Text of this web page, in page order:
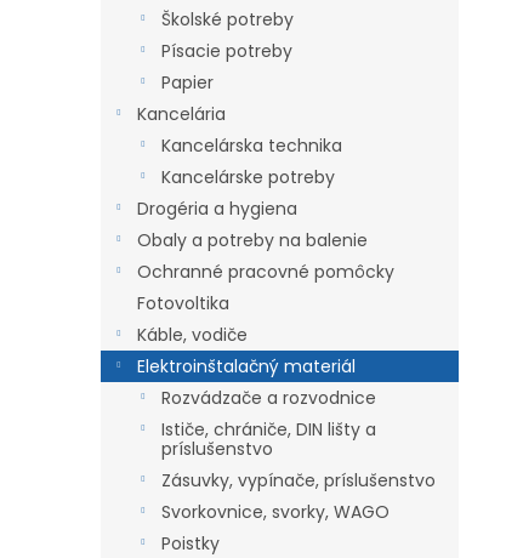
Školské potreby
Písacie potreby
Papier
Kancelária
Kancelárska technika
Kancelárske potreby
Drogéria a hygiena
Obaly a potreby na balenie
Ochranné pracovné pomôcky
Fotovoltika
Káble, vodiče
Elektroinštalačný materiál
Rozvádzače a rozvodnice
Ističe, chrániče, DIN lišty a
príslušenstvo
Zásuvky, vypínače, príslušenstvo
Svorkovnice, svorky, WAGO
Poistky